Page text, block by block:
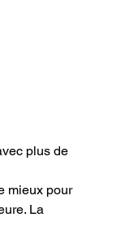
plus de
mieux pour
La